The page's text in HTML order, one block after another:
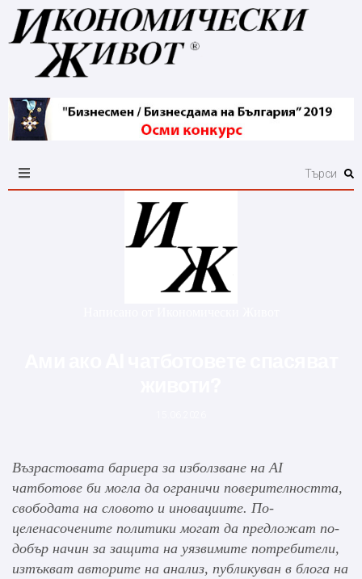
Възрастовата бариера за изболзване на AI
чатботове би могла да ограничи поверителността,
свободата на словото и иновациите. По-
целенасочените политики могат да предложат по-
добър начин за защита на уязвимите потребители,
изтъкват авторите на анализ, публикуван в блога на